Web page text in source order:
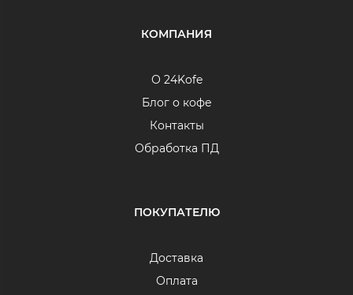
КОМПАНИЯ
О 24Kofe
Блог о кофе
Контакты
Обработка ПД
ПОКУПАТЕЛЮ
Доставка
Оплата